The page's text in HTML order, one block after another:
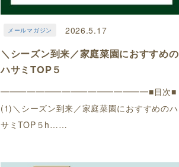
メールマガジン 2026.5.17
＼シーズン到来／家庭菜園におすすめの
ハサミTOP５
━━━━━━━━━━━━━━━━━■目次■
(1)＼シーズン到来／家庭菜園におすすめのハ
サミTOP５h……